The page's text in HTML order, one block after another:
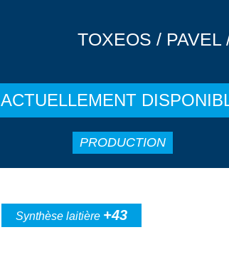
TOXEOS / PAVEL
ACTUELLEMENT
PRODUCTION
Synthèse laitière +43